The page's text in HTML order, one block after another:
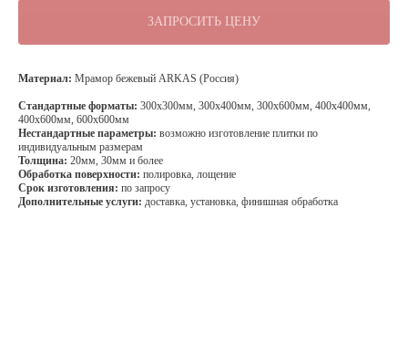
ЗАПРОСИТЬ ЦЕНУ
Материал: Мрамор бежевый ARKAS (Россия)
Стандартные форматы: 300х300мм, 300х400мм, 300х600мм, 400х400мм,
400х600мм, 600х600мм
Нестандартные параметры: возможно изготовление плитки по
индивидуальным размерам
Толщина: 20мм, 30мм и более
Обработка поверхности: полировка, лощение
Срок изготовления: по запросу
Дополнительные услуги: доставка, установка, финишная обработка